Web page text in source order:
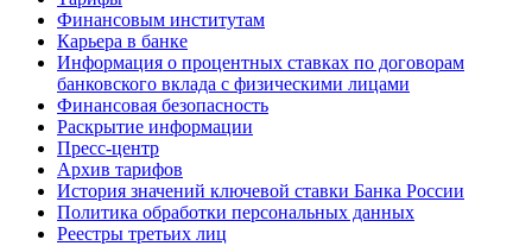
Финансовым институтам
Карьера в банке
Информация о процентных ставках по договорам
банковского вклада с физическими лицами
Финансовая безопасность
Раскрытие информации
Пресс-центр
Архив тарифов
История значений ключевой ставки Банка России
Политика обработки персональных данных
Реестры третьих лиц